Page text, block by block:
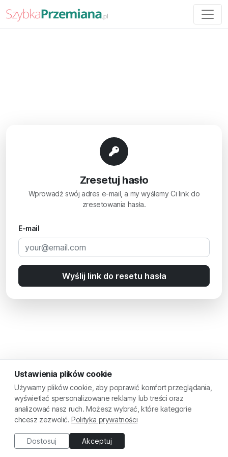
Zresetuj hasło
Wprowadź swój adres e-mail, a my wyślemy Ci link do
zresetowania hasła.
E-mail
Wyślij link do resetu hasła
Ustawienia plików cookie
Używamy plików cookie, aby poprawić komfort przeglądania,
wyświetlać spersonalizowane reklamy lub treści oraz
analizować nasz ruch. Możesz wybrać, które kategorie
chcesz zezwolić.Polityka prywatności
Dostosuj Akceptuj